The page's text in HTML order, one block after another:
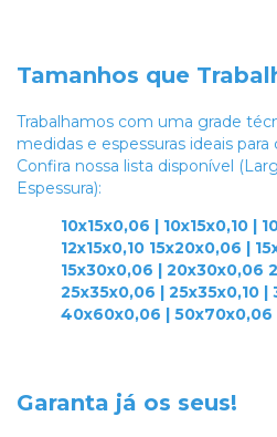
Tamanhos que
Trabalhamos com uma grade
medidas e espessuras ideais
Confira nossa lista disponível
Espessura):
10x15x0,06 | 10x15x0,10 |
12x15x0,10 15x20x0,06 |
15x30x0,06 | 20x30x0,06
25x35x0,06 | 25x35x0,10 |
40x60x0,06 | 50x70x0,06
Garanta já os seus!